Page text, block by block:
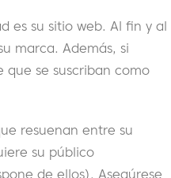
es su sitio web. Al fin y al
marca. Además, si
que se suscriban como
resuenan entre su
su público
de ellos). Asegúrese